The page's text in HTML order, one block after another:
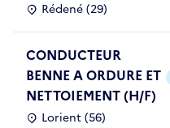
Rédené (29)
CONDUCTEUR
BENNE A ORDURE ET
NETTOIEMENT (H/F)
Lorient (56)